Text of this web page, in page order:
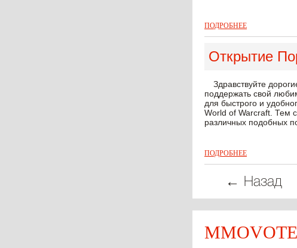
ПОДРОБНЕЕ
Открытие
Здравствуйте
поддержать свой
для быстрого и
World of Warcraft. Тем
различных подобных
ПОДРОБНЕЕ
← Назад